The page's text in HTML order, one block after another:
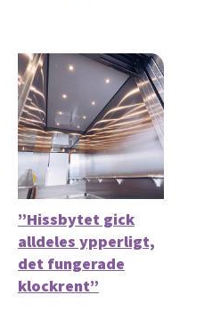
”Hissbytet gick
alldeles ypperligt,
det fungerade
klockrent”